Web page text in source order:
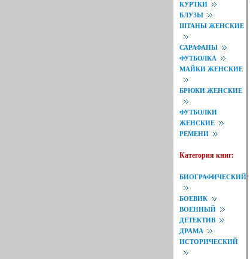
КУРТКИ
БЛУЗЫ
ШТАНЫ ЖЕНСКИЕ
САРАФАНЫ
ФУТБОЛКА
МАЙКИ ЖЕНСКИЕ
БРЮКИ ЖЕНСКИЕ
ФУТБОЛКИ
ЖЕНСКИЕ
РЕМЕНИ
Категория книг:
БИОГРАФИЧЕСКИЙ
БОЕВИК
ВОЕННЫЙ
ДЕТЕКТИВ
ДРАМА
ИСТОРИЧЕСКИЙ